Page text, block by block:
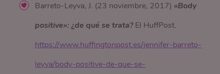
Barreto-Leyva, J. (23 noviembre, 2017) «Body
positive»: ¿de qué se trata?El HuffPost.
https://www.huffingtonpost.es/jennifer-barreto-
leyva/body-positive-de-que-se-